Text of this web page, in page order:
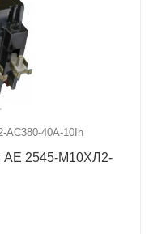
40А-10In
АЕ 2545-М10ХЛ2-